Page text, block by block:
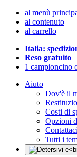
al menù
al contenuto
al carrello
Italia:
Reso gratuito
1 campioncino
Aiuto
Dov'è il
Costi di
Opzioni
Contattaci
Tutti i